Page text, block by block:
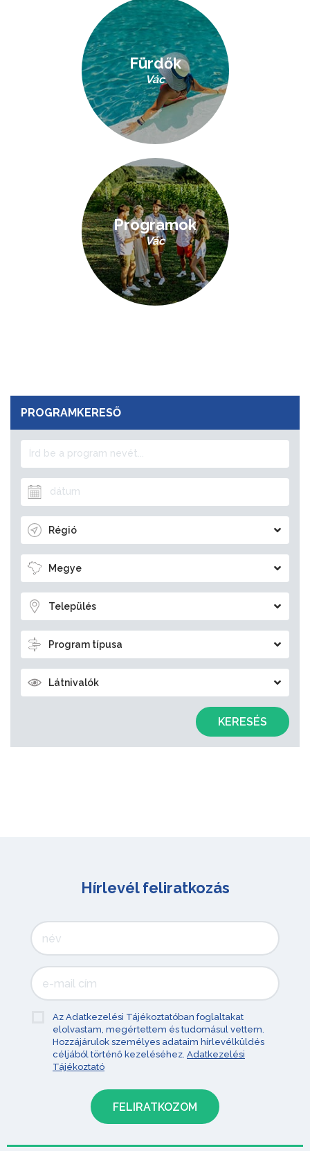
Fürdők
Vác
Programok
Vác
PROGRAMKERESŐ
Régió
Megye
Település
Program típusa
Látnivalók
KERESÉS
Hírlevél feliratkozás
Az Adatkezelési Tájékoztatóban foglaltakat
elolvastam, megértettem és tudomásul vettem.
Hozzájárulok személyes adataim hírlevélküldés
céljából történő kezeléséhez. Adatkezelési
Tájékoztató